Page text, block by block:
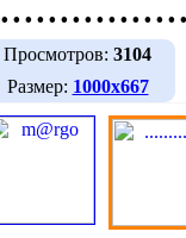
Просмотров: 3104
Размер: 1000х667